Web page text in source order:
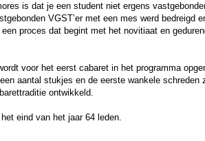
is dat je een student niet ergens
VGST’er met een mes werd bedreigd
proces dat begint met het novitiaat en
voor het eerst cabaret in het programma
aantal stukjes en de eerste wankele
ontwikkeld.
eind van het jaar 64 leden.